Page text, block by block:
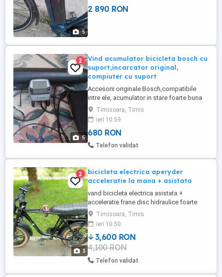
5
2 890 RON
5
2
Vind acumulator bicicleta bosch cu
suport,incarcator original,
compiuter cu suport
Accesorii originale Bosch,compatibile
intre ele, acumulator in stare foarte buna
tensiune masurata 42,2 volti.Suport
acumulator original cu trei chei,incarcator
original 4 Ah,compiuter cu suport ,toate
piesele sunt in stare foarte buna.
Timisoara, Timis
ieri 10:59
680 RON
Telefon validat
3
2
bicicleta electrica aperyder
acceleratie la mana + asistata
vand bicicleta electrica asistata +
acceleratie frane disc hidraulice foarte
usoara stare foarte buna 2 chei,
incarcator, baterie pret 3600 lei
Timisoara, Timis
ieri 10:50
3,600 RON
4,100 RON
Telefon validat